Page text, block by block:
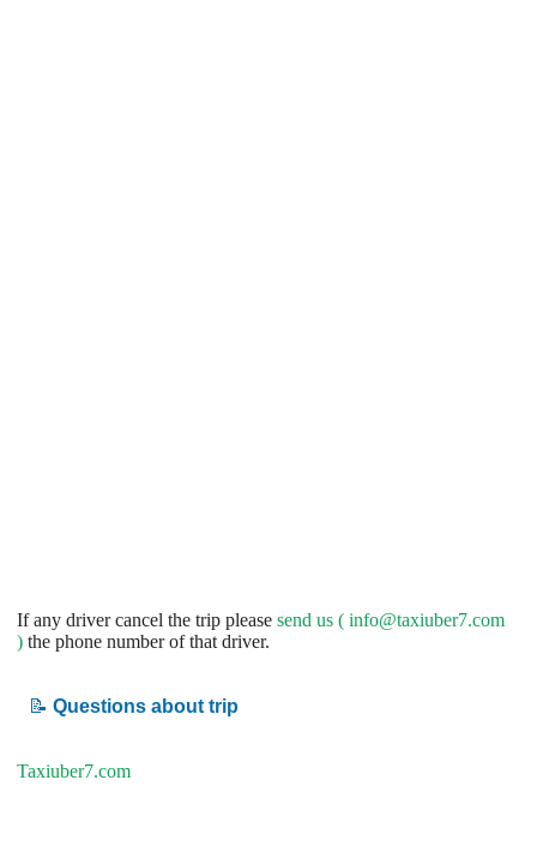
If any driver cancel the trip please send us ( info@taxiuber7.com
) the phone number of that driver.
📝 Questions about trip
Taxiuber7.com